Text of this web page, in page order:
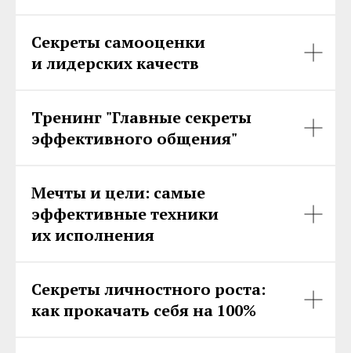
Секреты самооценки
и лидерских качеств
Тренинг "Главные секреты
эффективного общения"
Мечты и цели: самые
эффективные техники
их исполнения
Секреты личностного роста:
как прокачать себя на 100%